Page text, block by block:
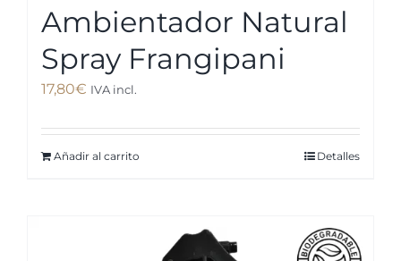
Ambientador Natural
Spray Frangipani
17,80€ IVA incl.
Añadir al carrito Detalles